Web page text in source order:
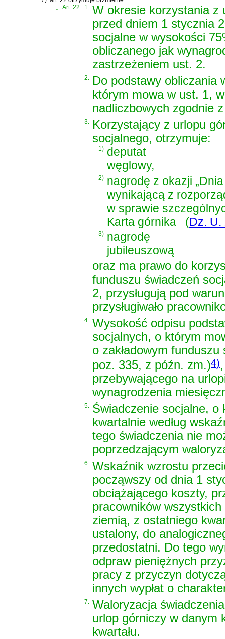
„
Art. 22. 1. W okresie korzystania z
przed dniem 1 stycznia
socjalne w wysokości
obliczanego jak
zastrzeżeniem ust. 2.
2.
Do podstawy obliczania
którym mowa w ust. 1,
nadliczbowych zgodnie
3.
Korzystający z urlopu
socjalnego, otrzymuje:
1) deputat
węglowy,
2) nagrodę z okazji
wynikającą z
w sprawie
Karta górnika
(Dz. U.
3) nagrodę
jubileuszową
oraz ma prawo do
funduszu świadczeń
2, przysługują pod
przysługiwało
4. Wysokość odpisu
socjalnych, o którym
o zakładowym
poz. 335, z późn. zm.)4)
przebywającego na
wynagrodzenia
5. Świadczenie socjalne,
kwartalnie według
tego świadczenia nie
poprzedzającym
6. Wskaźnik wzrostu
począwszy od dnia 1
obciążającego koszty,
pracowników
ziemią, z ostatniego
ustalony, do
przedostatni. Do tego
odpraw pieniężnych
pracy z przyczyn
innych wypłat o
7. Waloryzacja
urlop górniczy w danym
kwartału.